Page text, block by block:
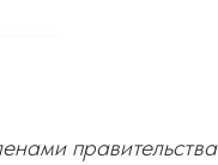
правительства